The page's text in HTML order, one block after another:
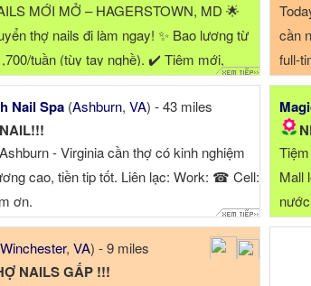
MỚI MỞ – HAGERSTOWN, MD 🌟
thợ nails đi làm ngay! ✨ Bao lương từ
tuần (tùy tay nghề). ✔️ Tiệm mới,
sạch sẽ, ...
cần
full-
✅
Nail Spa (Ashburn, VA) - 43 miles
- Virginia cần thợ có kinh nghiệm
cao, tiền tip tốt. Liên lạc: Work: ☎ Cell:
ơn.
Mall
Winchester, VA) - 9 miles
NAILS GẤP !!!